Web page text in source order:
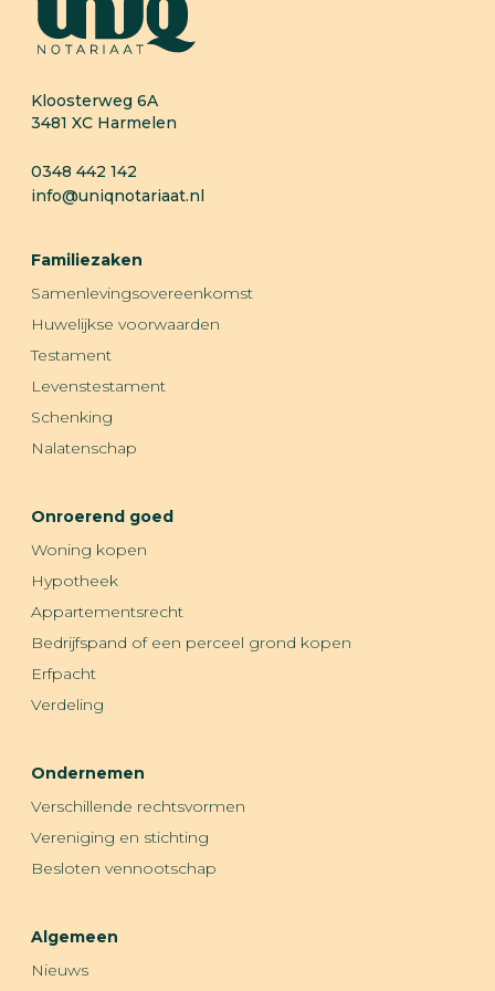
Kloosterweg 6A
3481 XC Harmelen
0348 442 142
info@uniqnotariaat.nl
Familiezaken
Samenlevingsovereenkomst
Huwelijkse voorwaarden
Testament
Levenstestament
Schenking
Nalatenschap
Onroerend goed
Woning kopen
Hypotheek
Appartementsrecht
Bedrijfspand of een perceel grond kopen
Erfpacht
Verdeling
Ondernemen
Verschillende rechtsvormen
Vereniging en stichting
Besloten vennootschap
Algemeen
Nieuws